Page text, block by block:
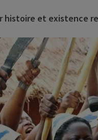
histoire et existence